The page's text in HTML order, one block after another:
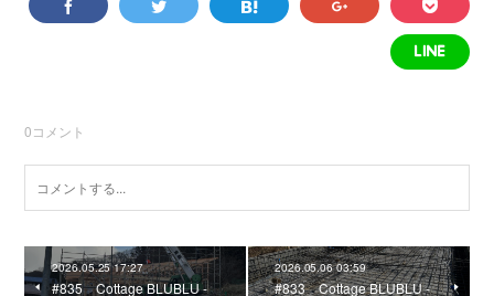
0コメント
2026.05.25 17:27
#835 Cottage BLUBLU -
2026.05.06 03:59
#833 Cottage BLUBLU -